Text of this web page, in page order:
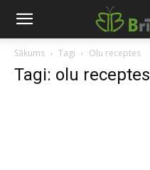
Sākums Tagi Olu receptes
Tagi: olu receptes